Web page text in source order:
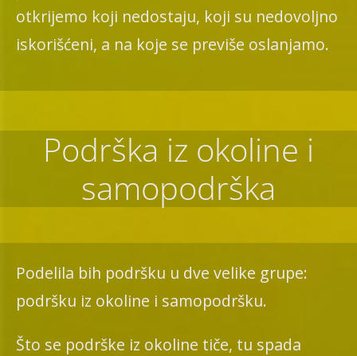
otkrijemo koji nedostaju, koji su nedovoljno
iskorišćeni, a na koje se previše oslanjamo.
Podrška iz okoline i
samopodrška
Podelila bih podršku u dve velike grupe:
podršku iz okoline i samopodršku.
Što se podrške iz okoline tiče, tu spada